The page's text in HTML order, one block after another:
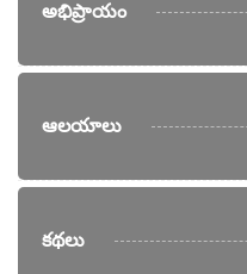
అభిప్రాయం
ఆలయాలు
కథలు